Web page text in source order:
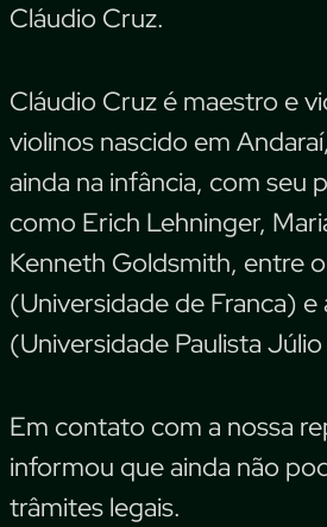
Cláudio Cruz.
Cláudio Cruz é maestro e
violinos nascido em
ainda na infância, com
como Erich Lehninger,
Kenneth Goldsmith, entre
(Universidade de Franca)
(Universidade Paulista
Em contato com a nossa
informou que ainda não
trâmites legais.